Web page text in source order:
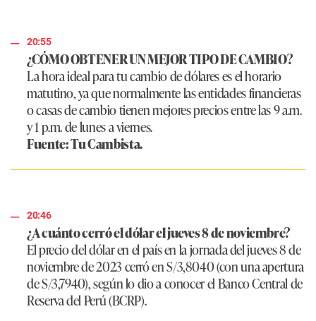
20:55
¿CÓMO OBTENER UN MEJOR TIPO DE CAMBIO?
La hora ideal para tu cambio de dólares es el horario
matutino, ya que normalmente las entidades financieras
o casas de cambio tienen mejores precios entre las 9 a.m.
y 1 p.m. de lunes a viernes.
Fuente: Tu Cambista.
20:46
¿A cuánto cerró el dólar el jueves 8 de noviembre?
El precio del dólar en el país en la jornada del jueves 8 de
noviembre de 2023 cerró en S/3,8040 (con una apertura
de S/3,7940), según lo dio a conocer el Banco Central de
Reserva del Perú (BCRP).